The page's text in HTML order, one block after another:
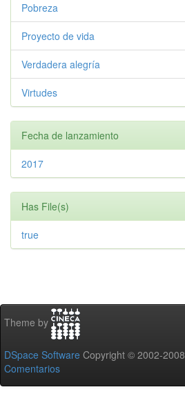
Pobreza
Proyecto de vida
Verdadera alegría
Virtudes
Fecha de lanzamiento
2017
Has File(s)
true
Theme by
DSpace Software Copyright © 2002-2008
Comentarios